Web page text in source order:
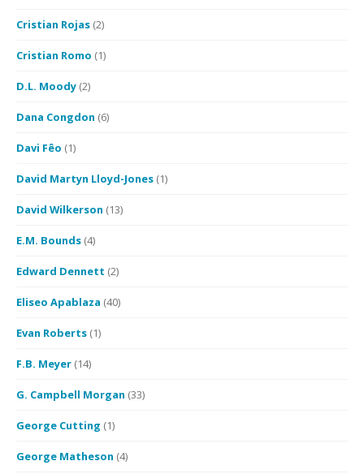
Cristian Rojas (2)
Cristian Romo (1)
D.L. Moody (2)
Dana Congdon (6)
Davi Fêo (1)
David Martyn Lloyd-Jones (1)
David Wilkerson (13)
E.M. Bounds (4)
Edward Dennett (2)
Eliseo Apablaza (40)
Evan Roberts (1)
F.B. Meyer (14)
G. Campbell Morgan (33)
George Cutting (1)
George Matheson (4)